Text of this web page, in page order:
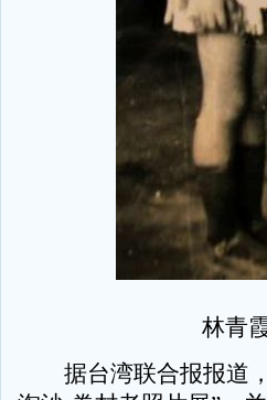
林青
据台湾联合报报道，